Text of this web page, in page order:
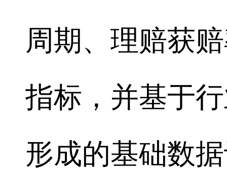
周期、理赔获
指标，并基于
形成的基础数